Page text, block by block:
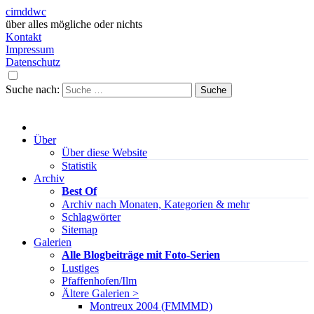
cimddwc
über alles mögliche oder nichts
Kontakt
Impressum
Datenschutz
Suche nach:
Über
Über diese Website
Statistik
Archiv
Best Of
Archiv nach Monaten, Kategorien & mehr
Schlagwörter
Sitemap
Galerien
Alle Blogbeiträge mit Foto-Serien
Lustiges
Pfaffenhofen/Ilm
Ältere Galerien >
Montreux 2004 (FMMMD)